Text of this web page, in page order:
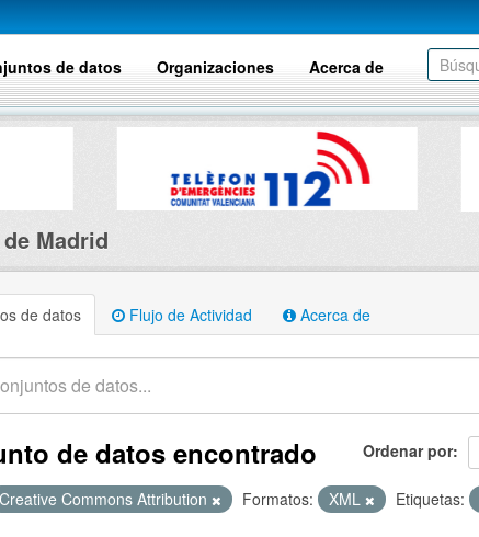
de datos Organizaciones Acerca de
Madrid
de datos Flujo de Actividad Acerca de
Ordenar por
de datos encontrado
Creative Commons Attribution Formatos: XML Etiquetas: